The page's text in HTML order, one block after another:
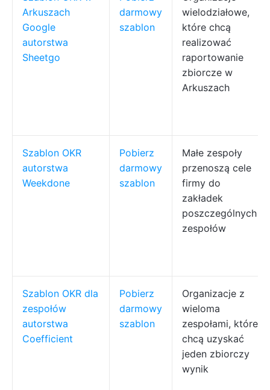
Arkuszach
Google
autorstwa
Sheetgo
darmowy
szablon
wielodziałowe,
które chcą
realizować
raportowanie
zbiorcze w
Arkuszach
Szablon OKR
autorstwa
Weekdone
Pobierz
darmowy
szablon
Małe zespoły
przenoszą cele
firmy do
zakładek
poszczególnych
zespołów
Szablon OKR dla
zespołów
autorstwa
Coefficient
Pobierz
darmowy
szablon
Organizacje z
wieloma
zespołami, które
chcą uzyskać
jeden zbiorczy
wynik